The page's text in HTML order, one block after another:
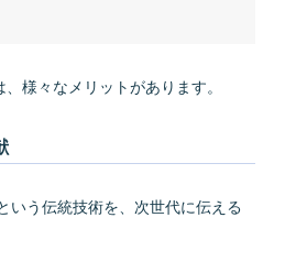
様々なメリットがあります。
いう伝統技術を、次世代に伝える